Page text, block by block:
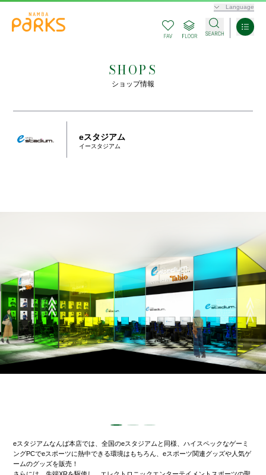
Language
SHOPS
ショップ情報
eスタジアム
イースタジアム
eスタジアムなんば本店では、全国のeスタジアムと同様、ハイスペックなゲーミ
ングPCでeスポーツに熱中できる環境はもちろん、eスポーツ関連グッズや人気ゲ
ームのグッズを販売！